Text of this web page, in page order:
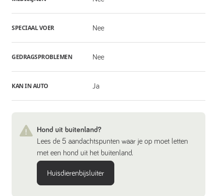
SPECIAAL VOER Nee
GEDRAGSPROBLEMEN Nee
KAN IN AUTO Ja
Hond uit buitenland?
Lees de 5 aandachtspunten waar je op moet letten
met een hond uit het buitenland.
Huisdierenbijsluiter